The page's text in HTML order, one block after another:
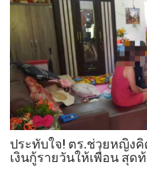
ประทับใจ! ตร.ช่วยหญิง
เงินกู้รายวันให้เพื่อน สุด